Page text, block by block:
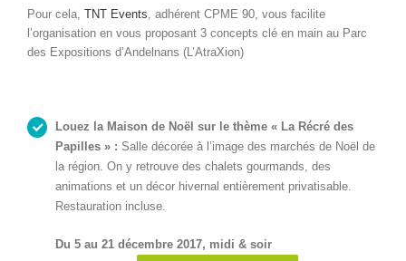
Pour cela, TNT Events, adhérent CPME 90, vous facilite
l’organisation en vous proposant 3 concepts clé en main au Parc
des Expositions d’Andelnans (L’AtraXion)
Louez la Maison de Noël sur le thème « La Récré des
Papilles » : Salle décorée à l’image des marchés de Noël de
la région. On y retrouve des chalets gourmands, des
animations et un décor hivernal entièrement privatisable.
Restauration incluse.
Du 5 au 21 décembre 2017, midi & soir